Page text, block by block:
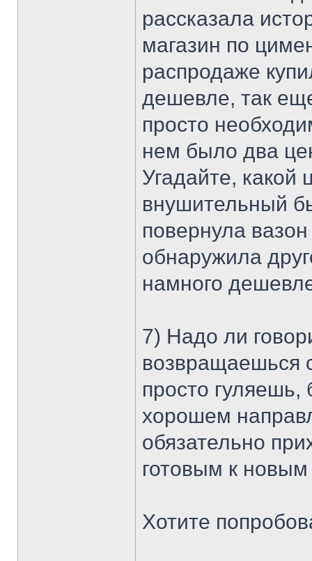
рассказала
магазин по
распродаже
дешевле, так
просто
нем было два
Угадайте,
внушительный
повернула
обнаружила
намного
7) Надо ли
возвращаешься
просто гуляешь,
хорошем
обязательно
готовым к
Хотите